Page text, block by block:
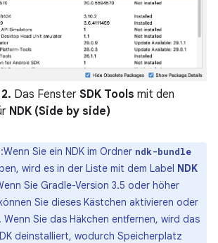
Das Fenster SDK Tools mit den
NDK (Side by side)
:Wenn Sie ein NDK im Ordner ndk-bundle
wird es in der Liste mit dem Label NDK
Sie Gradle-Version 3.5 oder höher
Sie dieses Kästchen aktivieren oder
Wenn Sie das Häkchen entfernen, wird das
deinstalliert, wodurch Speicherplatz